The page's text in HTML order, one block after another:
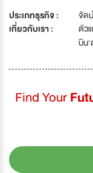
ประเภทธุรกิจ :
จัด
เกี่ยวกับเรา :
ตัว
บิน'
Find Your